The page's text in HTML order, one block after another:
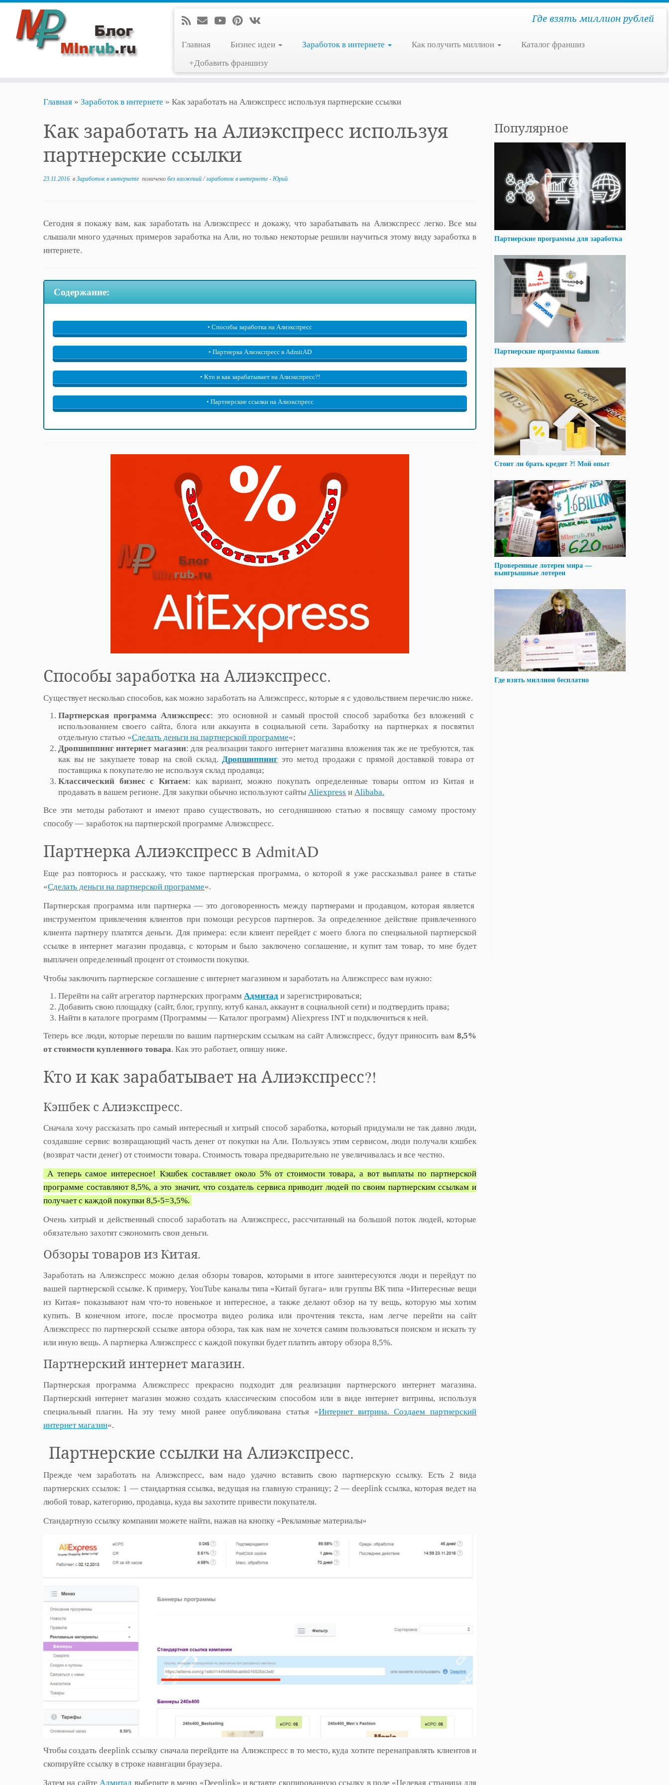
Где взять миллион рублей
Главная Бизнес идеи Заработок в интернете Как получить миллион
Каталог франшиз
+Добавить франшизу
Главная » Заработок в интернете » Как заработать на Алиэкспресс используя партнерские ссылки
Как заработать на Алиэкспресс используя
партнерские ссылки
23.11.2016 в Заработок в интернете помечено без вложений/заработок в интернете - Юрий
Сегодня я покажу вам, как заработать на Алиэкспресс и докажу, что зарабатывать на Алиэкспресс легко. Все мы
слышали много удачных примеров заработка на Али, но только некоторые решили научиться этому виду заработка в
интернете.
Содержание:
• Способы заработка на Алиэкспресс
• Партнерка Алиэкспресс в AdmitAD
• Кто и как зарабатывает на Алиэкспресс?!
• Партнерские ссылки на Алиэкспресс
Способы заработка на Алиэкспресс.
Существует несколько способов, как можно заработать на Алиэкспресс, которые я с удовольствием перечислю ниже.
Партнерская программа Алиэкспресс: это основной и самый простой способ заработка без вложений с
использованием своего сайта, блога или аккаунта в социальной сети. Заработку на партнерках я посвятил
отдельную статью «Сделать деньги на партнерской программе«;
Дропшиппинг интернет магазин: для реализации такого интернет магазина вложения так же не требуются, так
как вы не закупаете товар на свой склад. Дропшиппинг это метод продажи с прямой доставкой товара от
поставщика к покупателю не используя склад продавца;
Классический бизнес с Китаем: как вариант, можно покупать определенные товары оптом из Китая и
продавать в вашем регионе. Для закупки обычно используют сайты Aliexpress и Alibaba.
Все эти методы работают и имеют право существовать, но сегодняшнюю статью я посвящу самому простому
способу — заработок на партнерской программе Алиэкспресс.
Партнерка Алиэкспресс в AdmitAD
Еще раз повторюсь и расскажу, что такое партнерская программа, о которой я уже рассказывал ранее в статье
«Сделать деньги на партнерской программе«.
Партнерская программа или партнерка — это договоренность между партнерами и продавцом, которая является
инструментом привлечения клиентов при помощи ресурсов партнеров. За определенное действие привлеченного
клиента партнеру платятся деньги. Для примера: если клиент перейдет с моего блога по специальной партнерской
ссылке в интернет магазин продавца, с которым и было заключено соглашение, и купит там товар, то мне будет
выплачен определенный процент от стоимости покупки.
Чтобы заключить партнерское соглашение с интернет магазином и заработать на Алиэкспресс вам нужно:
Перейти на сайт агрегатор партнерских программ Адмитад и зарегистрироваться;
Добавить свою площадку (сайт, блог, группу, ютуб канал, аккаунт в социальной сети) и подтвердить права;
Найти в каталоге программ (Программы — Каталог программ) Aliexpress INT и подключиться к ней.
Теперь все люди, которые перешли по вашим партнерским ссылкам на сайт Алиэкспресс, будут приносить вам 8,5%
от стоимости купленного товара. Как это работает, опишу ниже.
Кто и как зарабатывает на Алиэкспресс?!
Кэшбек с Алиэкспресс.
Сначала хочу рассказать про самый интересный и хитрый способ заработка, который придумали не так давно люди,
создавшие сервис возвращающий часть денег от покупки на Али. Пользуясь этим сервисом, люди получали кэшбек
(возврат части денег) от стоимости товара. Стоимость товара предварительно не увеличивалась и все честно.
А теперь самое интересное! Кэшбек составляет около 5% от стоимости товара, а вот выплаты по партнерской
программе составляют 8,5%, а это значит, что создатель сервиса приводит людей по своим партнерским ссылкам и
получает с каждой покупки 8,5-5=3,5%.
Очень хитрый и действенный способ заработать на Алиэкспресс, рассчитанный на большой поток людей, которые
обязательно захотят сэкономить свои деньги.
Обзоры товаров из Китая.
Заработать на Алиэкспресс можно делая обзоры товаров, которыми в итоге заинтересуются люди и перейдут по
вашей партнерской ссылке. К примеру, YouTube каналы типа «Китай бугага» или группы ВК типа «Интересные вещи
из Китая» показывают нам что-то новенькое и интересное, а также делают обзор на ту вещь, которую мы хотим
купить. В конечном итоге, после просмотра видео ролика или прочтения текста, нам легче перейти на сайт
Алиэкспресс по партнерской ссылке автора обзора, так как нам не хочется самим пользоваться поиском и искать ту
или иную вещь. А партнерка Алиэкспресс с каждой покупки будет платить автору обзора 8,5%.
Партнерский интернет магазин.
Партнерская программа Алиэкспресс прекрасно подходит для реализации партнерского интернет магазина.
Партнерский интернет магазин можно создать классическим способом или в виде интернет витрины, используя
специальный плагин. На эту тему мной ранее опубликована статья «Интернет витрина. Создаем партнерский
интернет магазин«.
Партнерские ссылки на Алиэкспресс.
Прежде чем заработать на Алиэкспресс, вам надо удачно вставить свою партнерскую ссылку. Есть 2 вида
партнерских ссылок: 1 — стандартная ссылка, ведущая на главную страницу; 2 — deeplink ссылка, которая ведет на
любой товар, категорию, продавца, куда вы захотите привести покупателя.
Стандартную ссылку компании можете найти, нажав на кнопку «Рекламные материалы»
Чтобы создать deeplink ссылку сначала перейдите на Алиэкспресс в то место, куда хотите перенаправлять клиентов и
скопируйте ссылку в строке навигации браузера.
Затем на сайте Адмитад выберите в меню «Deeplink» и вставте скопированную ссылку в поле «Целевая страница для
Популярное
Партнерские программы для заработка
Партнерские программы банков
Стоит ли брать кредит ?! Мой опыт
Проверенные лотереи мира —
выигрышные лотереи
Где взять миллион бесплатно